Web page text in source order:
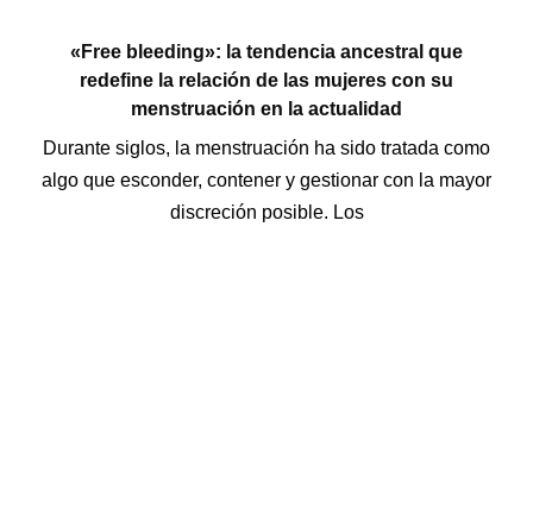
«Free bleeding»: la tendencia ancestral que
redefine la relación de las mujeres con su
menstruación en la actualidad
Durante siglos, la menstruación ha sido tratada como
algo que esconder, contener y gestionar con la mayor
discreción posible. Los